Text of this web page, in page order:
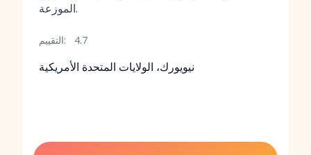
الموزعة.
التقييم: 4.7
نيويورك، الولايات المتحدة الأمريكية